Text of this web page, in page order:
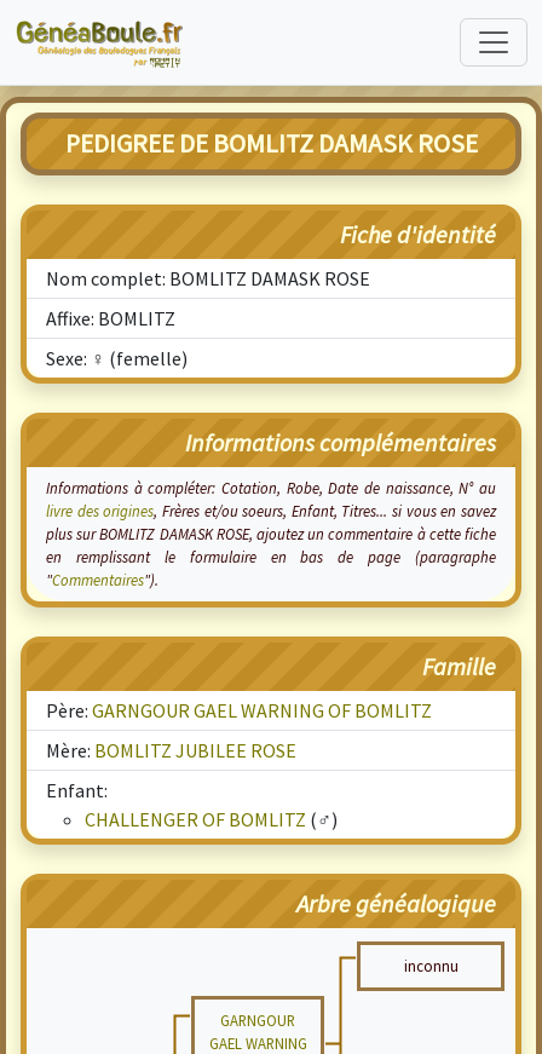
PEDIGREE DE BOMLITZ DAMASK ROSE
Fiche d'identité
Nom complet: BOMLITZ DAMASK ROSE
Affixe: BOMLITZ
Sexe: ♀ (femelle)
Informations complémentaires
Informations à compléter: Cotation, Robe, Date de naissance, N° au
livre des origines, Frères et/ou soeurs, Enfant, Titres... si vous en savez
plus sur BOMLITZ DAMASK ROSE, ajoutez un commentaire à cette fiche
en remplissant le formulaire en bas de page (paragraphe
"Commentaires").
Famille
Père: GARNGOUR GAEL WARNING OF BOMLITZ
Mère: BOMLITZ JUBILEE ROSE
Enfant:
CHALLENGER OF BOMLITZ (♂)
Arbre généalogique
inconnu
GARNGOUR
GAEL WARNING